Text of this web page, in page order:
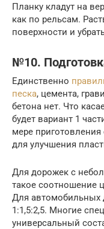
Планку кладут на
как по рельсам.
поверхности и
№10.
Единственно
песка, цемента,
бетона нет. Что
будет вариант 1
мере
для улучшения
Для дорожек с
такое соотношение
Для автомобильных
1:1,5:2,5. Многие
универсальный